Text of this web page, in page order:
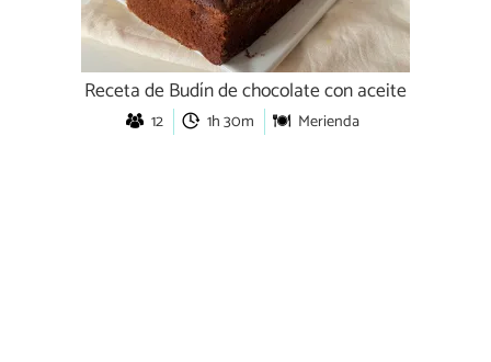
Receta de Budín de chocolate con aceite
12 1h 30m Merienda